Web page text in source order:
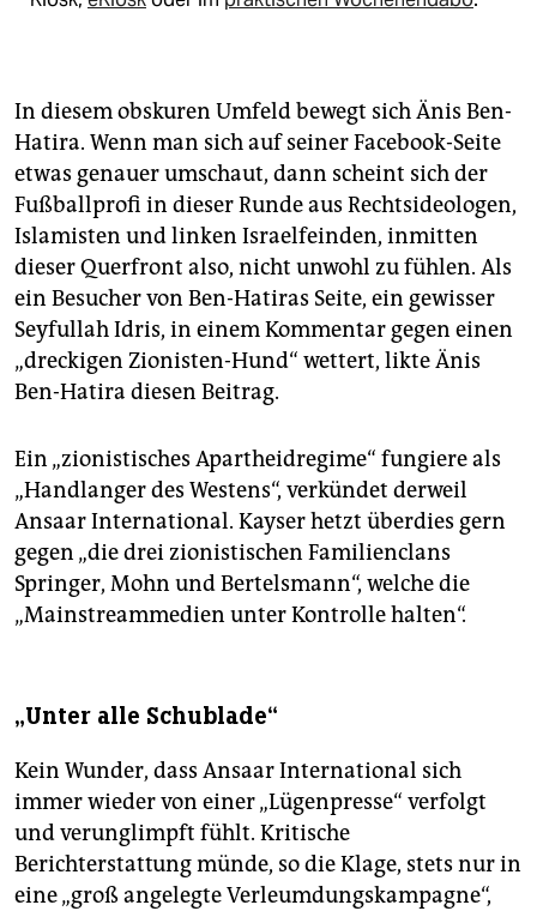
In diesem obskuren Umfeld bewegt sich Änis Ben-
Hatira. Wenn man sich auf seiner Facebook-Seite
etwas genauer umschaut, dann scheint sich der
Fußballprofi in dieser Runde aus Rechtsideologen,
Islamisten und linken Israelfeinden, inmitten
dieser Querfront also, nicht unwohl zu fühlen. Als
ein Besucher von Ben-Hatiras Seite, ein gewisser
Seyfullah Idris, in einem Kommentar gegen einen
„dreckigen Zionisten-Hund“ wettert, likte Änis
Ben-Hatira diesen Beitrag.
Ein „zionistisches Apartheidregime“ fungiere als
„Handlanger des Westens“, verkündet derweil
Ansaar International. Kayser hetzt überdies gern
gegen „die drei zionistischen Familienclans
Springer, Mohn und Bertelsmann“, welche die
„Mainstreammedien unter Kontrolle halten“.
„Unter alle Schublade“
Kein Wunder, dass Ansaar International sich
immer wieder von einer „Lügenpresse“ verfolgt
und verunglimpft fühlt. Kritische
Berichterstattung münde, so die Klage, stets nur in
eine „groß angelegte Verleumdungskampagne“,